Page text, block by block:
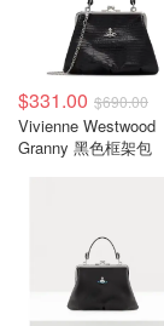
$331.00 $690.00
Vivienne Westwood
Granny 黑色框架包